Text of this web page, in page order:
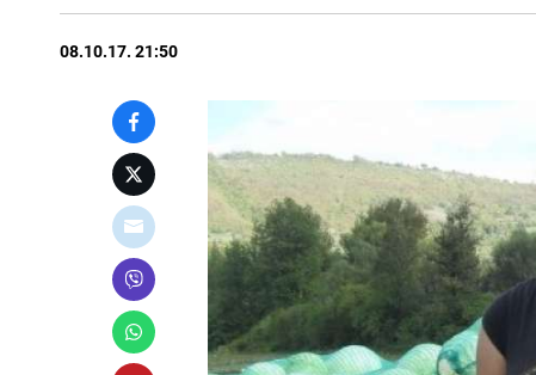
08.10.17. 21:50